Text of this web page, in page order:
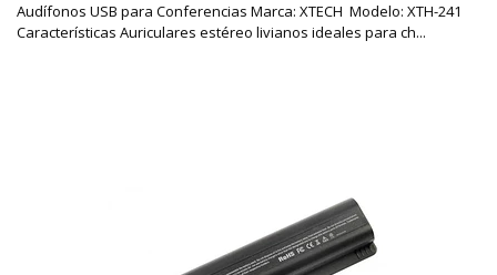
Audífonos USB para Conferencias Marca: XTECH Modelo: XTH-241
Características Auriculares estéreo livianos ideales para ch...